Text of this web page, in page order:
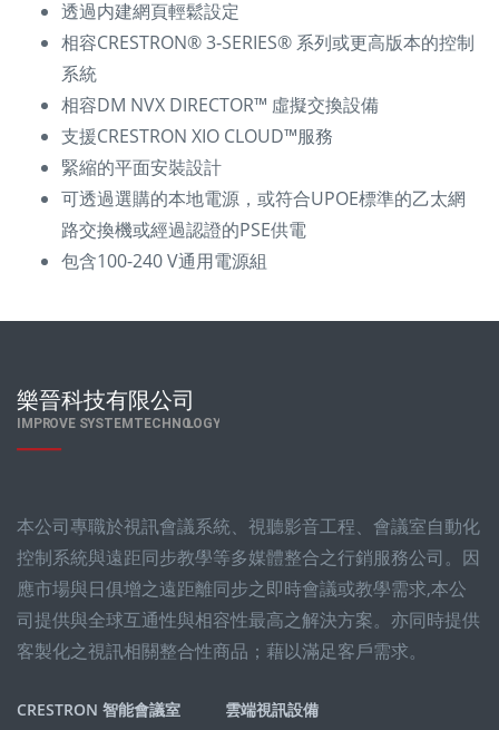
透過内建網頁輕鬆設定
相容CRESTRON® 3‑SERIES® 系列或更高版本的控制
系統
相容DM NVX DIRECTOR™ 虛擬交換設備
支援CRESTRON XIO CLOUD™服務
緊縮的平面安裝設計
可透過選購的本地電源，或符合UPOE標準的乙太網
路交換機或經過認證的PSE供電
包含100-240 V通用電源組
本公司專職於視訊會議系統、視聽影音工程、會議室自動化
控制系統與遠距同步教學等多媒體整合之行銷服務公司。因
應市場與日俱增之遠距離同步之即時會議或教學需求,本公
司提供與全球互通性與相容性最高之解決方案。亦同時提供
客製化之視訊相關整合性商品；藉以滿足客戶需求。
CRESTRON 智能會議室
雲端視訊設備